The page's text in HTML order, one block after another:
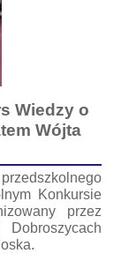
Wiedzy o
Wójta
Konkursie
przez